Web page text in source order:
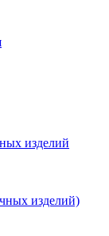
изделий
изделий)